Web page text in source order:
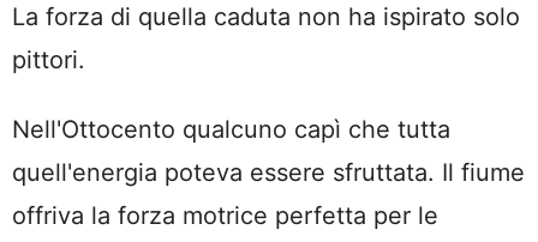
La forza di quella caduta non ha ispirato solo
pittori.
Nell'Ottocento qualcuno capì che tutta
quell'energia poteva essere sfruttata. Il fiume
offriva la forza motrice perfetta per le